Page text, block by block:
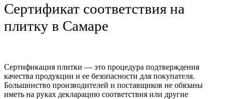
Сертификат соответствия на
плитку в Самаре
Сертификация плитки — это процедура подтверждения
качества продукции и ее безопасности для покупателя.
Большинство производителей и поставщиков не обязаны
иметь на руках декларацию соответствия или другие